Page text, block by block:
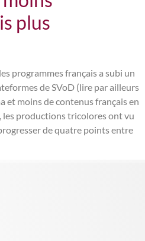
plus
programmes français a subi un
de SVoD (lire par ailleurs
et moins de contenus français en
les productions tricolores ont vu
de quatre points entre